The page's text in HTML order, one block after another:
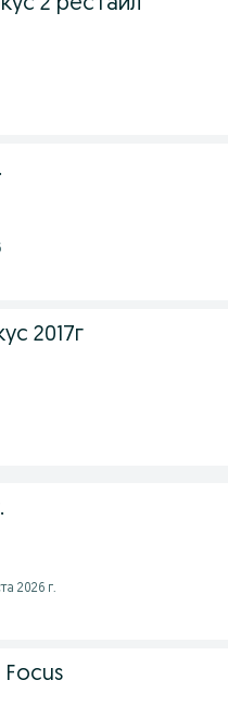
2 рестайл
2017г
2026 г.